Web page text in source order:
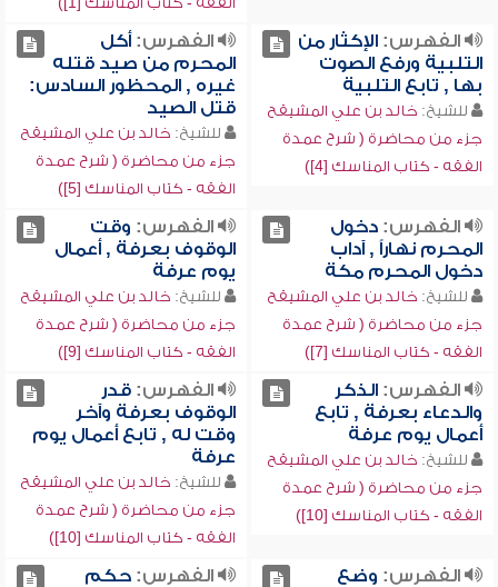
الفهرس:الإكثار من
التلبية ورفع الصوت
بها , تابع التلبية
للشيخ: خالد بن علي المشيقح
جزء من محاضرة ( شرح عمدة
الفقه - كتاب المناسك [4])
الفهرس:أكل
المحرم من صيد قتله
غيره , المحظور السادس:
قتل الصيد
للشيخ: خالد بن علي المشيقح
جزء من محاضرة ( شرح عمدة
الفقه - كتاب المناسك [5])
الفهرس:دخول
المحرم نهاراً , آداب
دخول المحرم مكة
للشيخ: خالد بن علي المشيقح
جزء من محاضرة ( شرح عمدة
الفقه - كتاب المناسك [7])
الفهرس: وقت
الوقوف بعرفة , أعمال
يوم عرفة
للشيخ: خالد بن علي المشيقح
جزء من محاضرة ( شرح عمدة
الفقه - كتاب المناسك [9])
الفهرس:الذكر
والدعاء بعرفة , تابع
أعمال يوم عرفة
للشيخ: خالد بن علي المشيقح
جزء من محاضرة ( شرح عمدة
الفقه - كتاب المناسك [10])
الفهرس:قدر
الوقوف بعرفة وآخر
وقت له , تابع أعمال يوم
عرفة
للشيخ: خالد بن علي المشيقح
جزء من محاضرة ( شرح عمدة
الفقه - كتاب المناسك [10])
الفهرس: وضع
الفهرس:حكم